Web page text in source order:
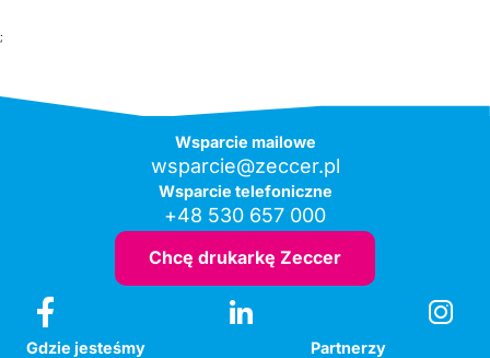
;
Wsparcie mailowe
wsparcie@zeccer.pl
Wsparcie telefoniczne
+48 530 657 000
Chcę drukarkę Zeccer
Gdzie jesteśmy
Partnerzy